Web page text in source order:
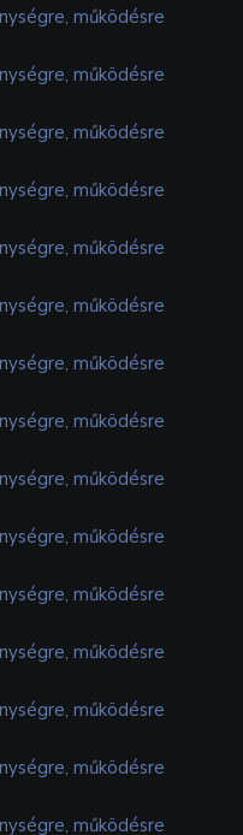
működésre
működésre
működésre
működésre
működésre
működésre
működésre
működésre
működésre
működésre
működésre
működésre
működésre
működésre
működésre